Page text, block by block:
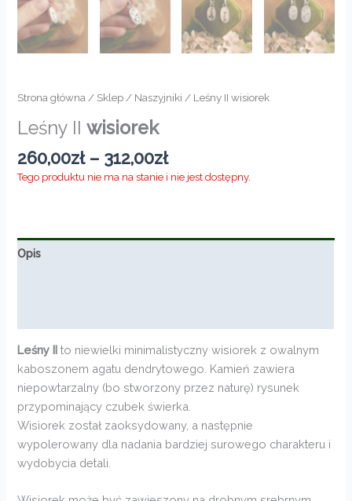
Strona główna / Sklep / Naszyjniki / Leśny II wisiorek
Leśny IIwisiorek
260,00zł – 312,00złZakres
cen:
Tego produktu nie ma na stanie i nie jest dostępny.
Opis
Leśny II to niewielki minimalistyczny wisiorek z owalnym
kaboszonem agatu dendrytowego. Kamień zawiera
niepowtarzalny (bo stworzony przez naturę) rysunek
przypominający czubek świerka.
Wisiorek został zaoksydowany, a następnie
wypolerowany dla nadania bardziej surowego charakteru i
wydobycia detali.